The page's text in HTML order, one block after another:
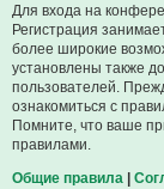
Для входа на
Регистрация
более широкие
установлены также
пользователей.
ознакомиться с
Помните, что ваше
правилами.
Общие правила